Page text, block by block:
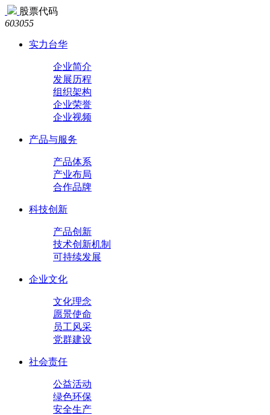
股票代码
603055
实力台华
企业简介
发展历程
组织架构
企业荣誉
企业视频
产品与服务
产品体系
产业布局
合作品牌
科技创新
产品创新
技术创新机制
可持续发展
企业文化
文化理念
愿景使命
员工风采
党群建设
社会责任
公益活动
绿色环保
安全生产